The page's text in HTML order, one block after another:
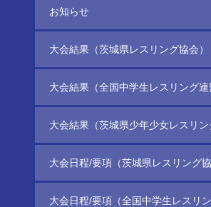
お知らせ
大会結果（茨城県レスリング協会）
大会結果（全国中学生レスリング連
大会結果（茨城県少年少女レスリン
大会日程/要項（茨城県レスリング協
大会日程/要項（全国中学生レスリン